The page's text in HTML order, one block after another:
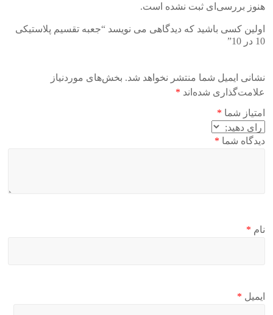
هنوز بررسی‌ای ثبت نشده است.
اولین کسی باشید که دیدگاهی می نویسد “جعبه تقسیم پلاستیکی
10 در 10”
نشانی ایمیل شما منتشر نخواهد شد. بخش‌های موردنیاز
علامت‌گذاری شده‌اند *
امتیاز شما *
دیدگاه شما *
نام *
ایمیل *